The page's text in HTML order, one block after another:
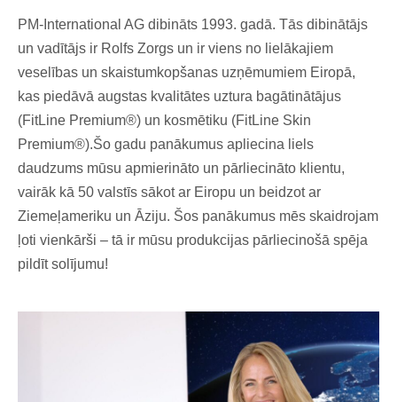
PM-International AG dibināts 1993. gadā. Tās dibinātājs
un vadītājs ir Rolfs Zorgs un ir viens no lielākajiem
veselības un skaistumkopšanas uzņēmumiem Eiropā,
kas piedāvā augstas kvalitātes uztura bagātinātājus
(FitLine Premium®) un kosmētiku (FitLine Skin
Premium®).Šo gadu panākumus apliecina liels
daudzums mūsu apmierināto un pārliecināto klientu,
vairāk kā 50 valstīs sākot ar Eiropu un beidzot ar
Ziemeļameriku un Āziju. Šos panākumus mēs skaidrojam
ļoti vienkārši – tā ir mūsu produkcijas pārliecinošā spēja
pildīt solījumu!